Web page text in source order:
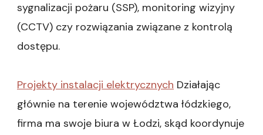
sygnalizacji pożaru (SSP), monitoring wizyjny
(CCTV) czy rozwiązania związane z kontrolą
dostępu.
Projekty instalacji elektrycznych Działając
głównie na terenie województwa łódzkiego,
firma ma swoje biura w Łodzi, skąd koordynuje